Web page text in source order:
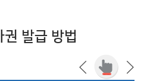
발급 방법